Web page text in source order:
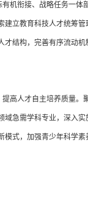
机衔接、战略任务一
立教育科技人才统筹
结构，完善有序流动
高人才自主培养质量
急需学科专业，深入
式，加强青少年科学